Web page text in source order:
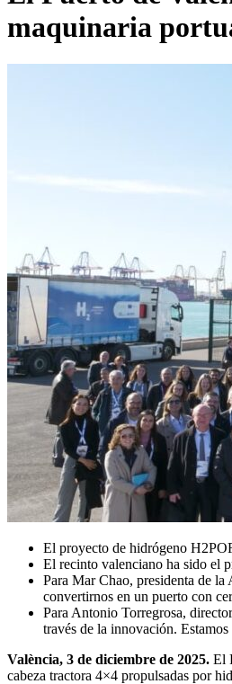
maquinaria
El proyecto de hidrógeno
El recinto valenciano ha sido el
Para Mar Chao, presidenta de
convertirnos en un puerto con
Para Antonio Torregrosa,
través de la innovación.
València, 3 de diciembre de 2025. El
cabeza tractora 4×4 propulsadas por